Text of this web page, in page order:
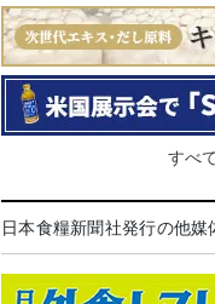
すべ
日本食糧新聞社発行の他媒